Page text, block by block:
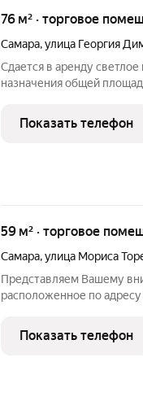
76 м² · торговое
Самара,улица Георгия
Сдается в аренду
назначения общей
Димитрова,
видимость для вашего
Показать телефон
59 м² · торговое
Самара,улица Мориса
Представляем Вашему
расположенное по
для тех, кто ценит
расположения своего дела!
Показать телефон